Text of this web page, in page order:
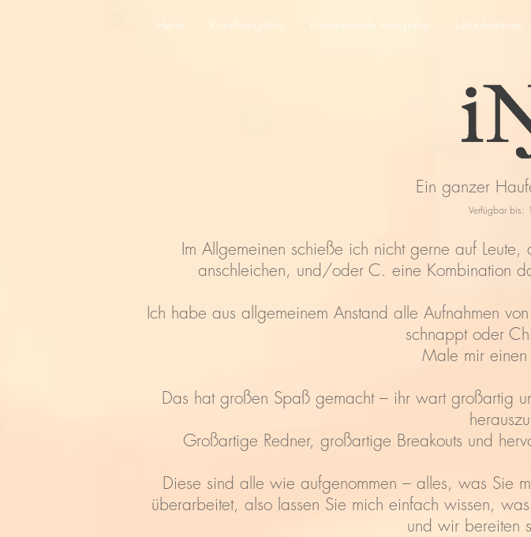
Heim Kunstfotografie Kommerzielle Fotografie Luftaufnahmen
Ein ganzer
Verfügbar
Im Allgemeinen schieße ich nicht gerne auf
anschleichen, und/oder C. eine Kombination
Ich habe aus allgemeinem Anstand alle Aufnahmen
schnappt oder
Male mir einen
Das hat großen Spaß gemacht – ihr wart großartig
Großartige Redner, großartige Breakouts und
Diese sind alle wie aufgenommen – alles, was Sie
überarbeitet, also lassen Sie mich einfach wissen,
und wir bereiten